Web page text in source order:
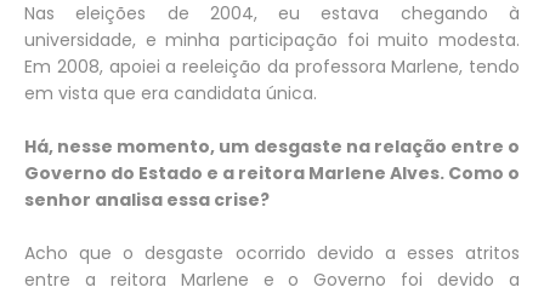
Nas eleições de 2004, eu estava chegando à
universidade, e minha participação foi muito modesta.
Em 2008, apoiei a reeleição da professora Marlene, tendo
em vista que era candidata única.
Há, nesse momento, um desgaste na relação entre o
Governo do Estado e a reitora Marlene Alves. Como o
senhor analisa essa crise?
Acho que o desgaste ocorrido devido a esses atritos
entre a reitora Marlene e o Governo foi devido a